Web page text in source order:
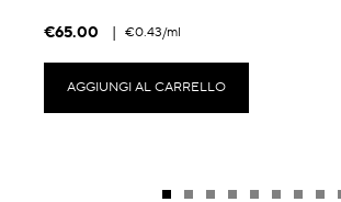
€65.00 | €0.43/ml
AGGIUNGI AL CARRELLO